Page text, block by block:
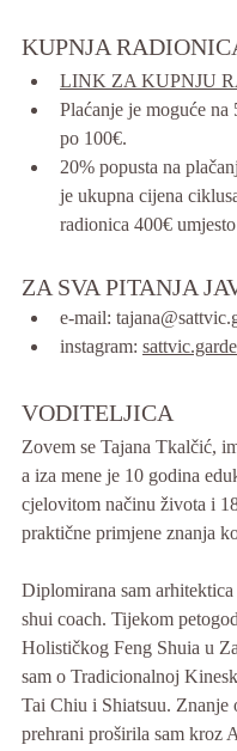
KUPNJA
LINK ZA KUPNJU
Plaćanje je moguće na
po 100€.
20% popusta na
je ukupna cijena
radionica 400€
ZA SVA PITANJA
e-mail:
instagram:
VODITELJICA
Zovem se Tajana Tkalčić,
a iza mene je 10 godina
cjelovitom načinu života i
praktične primjene znanja
Diplomirana sam
shui coach. Tijekom
Holističkog Feng Shuia u
sam o Tradicionalnoj
Tai Chiu i Shiatsuu. Znanje
prehrani proširila sam kroz